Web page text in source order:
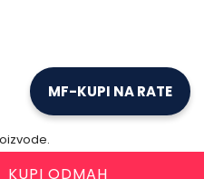
KUPI ODMAH
MF-KUPI NA RATE